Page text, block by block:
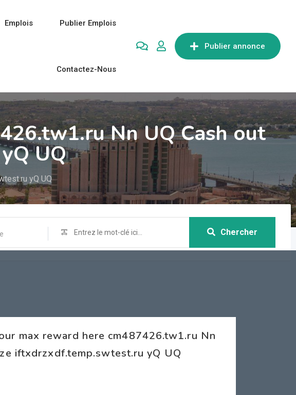
Publier annonce
Emplois Publier Emplois
Contactez-Nous
Nn UQ Cash out
UQ
yQ UQ
Chercher
max reward here cm487426.tw1.ru Nn
iftxdrzxdf.temp.swtest.ru yQ UQ